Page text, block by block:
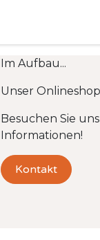
Im Aufbau...
Unser
Besuchen Sie
Informationen!
Kontakt